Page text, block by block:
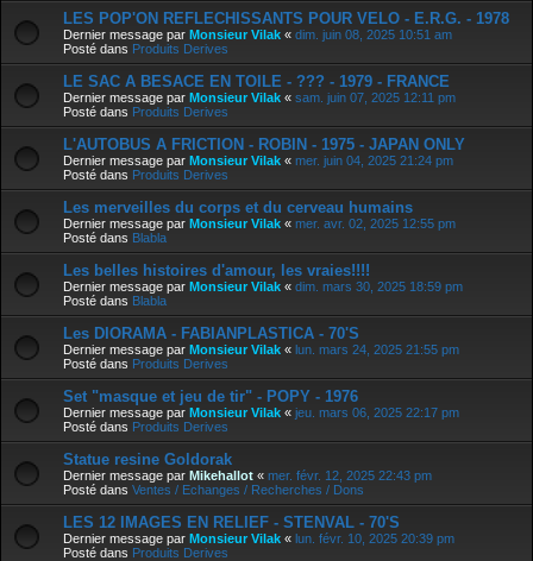
LES POP'ON REFLECHISSANTS POUR VELO - E.R.G. - 1978
Dernier message par Monsieur Vilak « dim. juin 08, 2025 10:51 am
Posté dans Produits Derives
LE SAC A BESACE EN TOILE - ??? - 1979 - FRANCE
Dernier message par Monsieur Vilak « sam. juin 07, 2025 12:11 pm
Posté dans Produits Derives
L'AUTOBUS A FRICTION - ROBIN - 1975 - JAPAN ONLY
Dernier message par Monsieur Vilak « mer. juin 04, 2025 21:24 pm
Posté dans Produits Derives
Les merveilles du corps et du cerveau humains
Dernier message par Monsieur Vilak « mer. avr. 02, 2025 12:55 pm
Posté dans Blabla
Les belles histoires d'amour, les vraies!!!!
Dernier message par Monsieur Vilak « dim. mars 30, 2025 18:59 pm
Posté dans Blabla
Les DIORAMA - FABIANPLASTICA - 70'S
Dernier message par Monsieur Vilak « lun. mars 24, 2025 21:55 pm
Posté dans Produits Derives
Set "masque et jeu de tir" - POPY - 1976
Dernier message par Monsieur Vilak « jeu. mars 06, 2025 22:17 pm
Posté dans Produits Derives
Statue resine Goldorak
Dernier message par Mikehallot « mer. févr. 12, 2025 22:43 pm
Posté dans Ventes / Echanges / Recherches / Dons
LES 12 IMAGES EN RELIEF - STENVAL - 70'S
Dernier message par Monsieur Vilak « lun. févr. 10, 2025 20:39 pm
Posté dans Produits Derives